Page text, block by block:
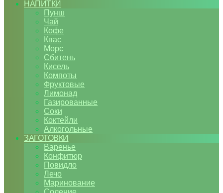
НАПИТКИ
Пунш
Чай
Кофе
Квас
Морс
Сбитень
Кисель
Компоты
Фруктовые
Лимонад
Газированные
Соки
Коктейли
Алкогольные
ЗАГОТОВКИ
Варенье
Конфитюр
Повидло
Лечо
Маринование